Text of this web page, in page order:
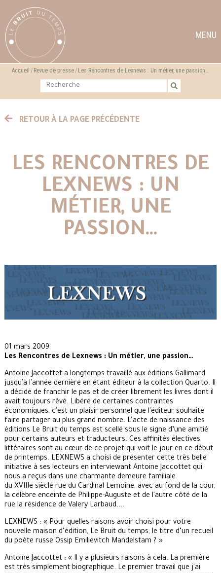
MENU
Accueil Revue de presse Les Rencontres de Lexnews : Un métier, une passion…
RETOUR À LA PAGE PRÉCÉDENTE
LES RENCONTRES DE
LEXNEWS : UN
MÉTIER, UNE
PASSION…
01 mars 2009
Les Rencontres de Lexnews : Un métier, une passion…
Antoine Jaccottet a longtemps travaillé aux éditions Gallimard
jusqu'à l'année dernière en étant éditeur à la collection Quarto. Il
a décidé de franchir le pas et de créer librement les livres dont il
avait toujours rêvé. Libéré de certaines contraintes
économiques, c'est un plaisir personnel que l'éditeur souhaite
faire partager au plus grand nombre. L’acte de naissance des
éditions Le Bruit du temps est scellé sous le signe d’une amitié
pour certains auteurs et traducteurs. Ces affinités électives
littéraires sont au cœur de ce projet qui voit le jour en ce début
de printemps. LEXNEWS a choisi de présenter cette très belle
initiative à ses lecteurs en interviewant Antoine Jaccottet qui
nous a reçus dans une charmante demeure familiale
du XVIIIe siècle rue du Cardinal Lemoine, avec au fond de la cour,
la célèbre enceinte de Philippe-Auguste et de l'autre côté de la
rue la résidence de Valery Larbaud....
LEXNEWS : « Pour quelles raisons avoir choisi pour votre
nouvelle maison d’édition, Le Bruit du temps, le titre d’un recueil
du poète russe Ossip Emilievitch Mandelstam ? »
Antoine Jaccottet : « Il y a plusieurs raisons à cela. La première
est très simplement biographique. Le premier travail que j'ai